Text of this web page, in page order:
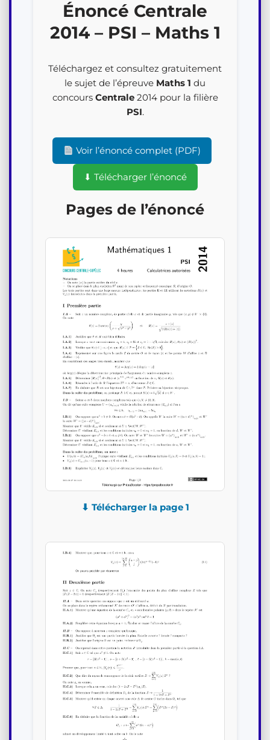
Énoncé Centrale
2014 – PSI – Maths 1
Téléchargez et consultez gratuitement
le sujet de l’épreuve Maths 1 du
concours Centrale2014 pour la filière
PSI.
Voir l’énoncé complet (PDF)
⬇ Télécharger l’énoncé
Pages de l’énoncé
⬇ Télécharger la page 1